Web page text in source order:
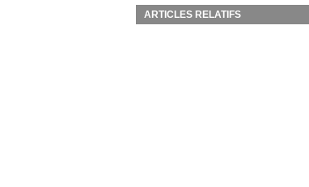
ARTICLES RELATIFS